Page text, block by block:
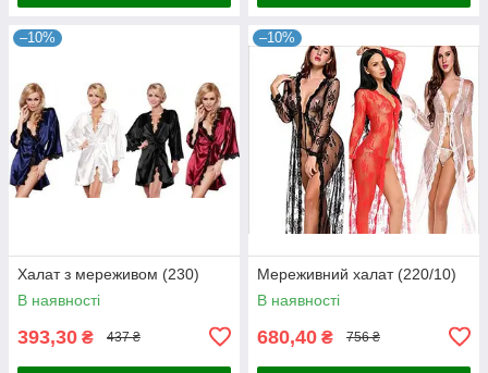
–10%
Халат з мереживом (230)
В наявності
393,30 ₴ 437 ₴
–10%
Мереживний халат (220/10)
В наявності
680,40 ₴ 756 ₴